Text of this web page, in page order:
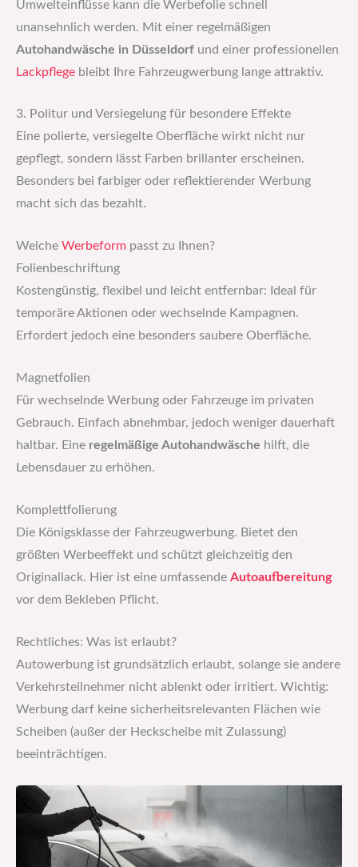
Umwelteinflüsse kann die Werbefolie schnell
unansehnlich werden. Mit einer regelmäßigen
Autohandwäsche in Düsseldorf und einer professionellen
Lackpflege bleibt Ihre Fahrzeugwerbung lange attraktiv.
3. Politur und Versiegelung für besondere Effekte
Eine polierte, versiegelte Oberfläche wirkt nicht nur
gepflegt, sondern lässt Farben brillanter erscheinen.
Besonders bei farbiger oder reflektierender Werbung
macht sich das bezahlt.
Welche Werbeform passt zu Ihnen?
Folienbeschriftung
Kostengünstig, flexibel und leicht entfernbar: Ideal für
temporäre Aktionen oder wechselnde Kampagnen.
Erfordert jedoch eine besonders saubere Oberfläche.
Magnetfolien
Für wechselnde Werbung oder Fahrzeuge im privaten
Gebrauch. Einfach abnehmbar, jedoch weniger dauerhaft
haltbar. Eine regelmäßige Autohandwäsche hilft, die
Lebensdauer zu erhöhen.
Komplettfolierung
Die Königsklasse der Fahrzeugwerbung. Bietet den
größten Werbeeffekt und schützt gleichzeitig den
Originallack. Hier ist eine umfassende Autoaufbereitung
vor dem Bekleben Pflicht.
Rechtliches: Was ist erlaubt?
Autowerbung ist grundsätzlich erlaubt, solange sie andere
Verkehrsteilnehmer nicht ablenkt oder irritiert. Wichtig:
Werbung darf keine sicherheitsrelevanten Flächen wie
Scheiben (außer der Heckscheibe mit Zulassung)
beeinträchtigen.